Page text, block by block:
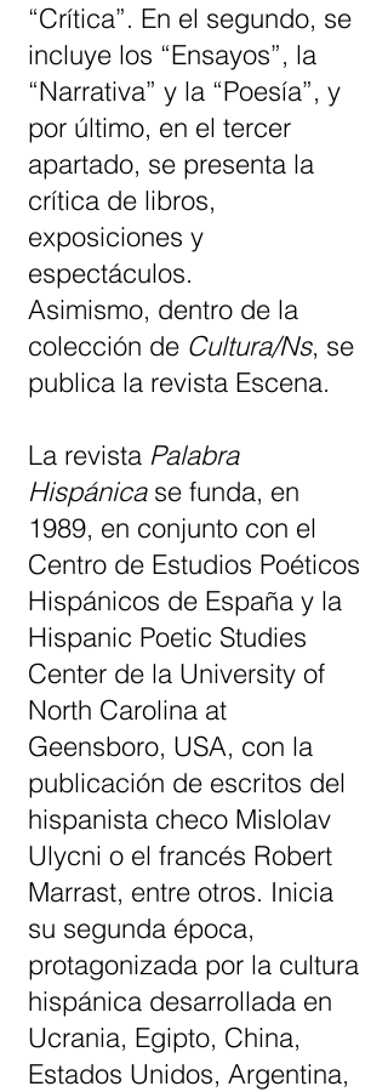
“Crítica”. En el segundo, se
incluye los “Ensayos”, la
“Narrativa” y la “Poesía”, y
por último, en el tercer
apartado, se presenta la
crítica de libros,
exposiciones y
espectáculos.
Asimismo, dentro de la
colección de Cultura/Ns, se
publica la revista Escena.
La revista Palabra
Hispánicase funda, en
1989, en conjunto con el
Centro de Estudios Poéticos
Hispánicos de España y la
Hispanic Poetic Studies
Center de la University of
North Carolina at
Geensboro, USA, con la
publicación de escritos del
hispanista checo Mislolav
Ulycni o el francés Robert
Marrast, entre otros. Inicia
su segunda época,
protagonizada por la cultura
hispánica desarrollada en
Ucrania, Egipto, China,
Estados Unidos, Argentina,